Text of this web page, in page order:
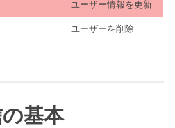
ユーザー情報を更新
ユーザーを削除
基本